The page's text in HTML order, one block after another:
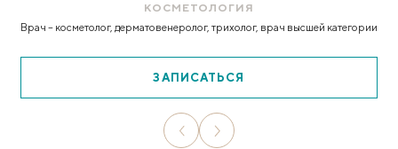
КОСМЕТОЛОГИЯ
Врач – косметолог, дерматовенеролог, трихолог, врач высшей категории
ЗАПИСАТЬСЯ